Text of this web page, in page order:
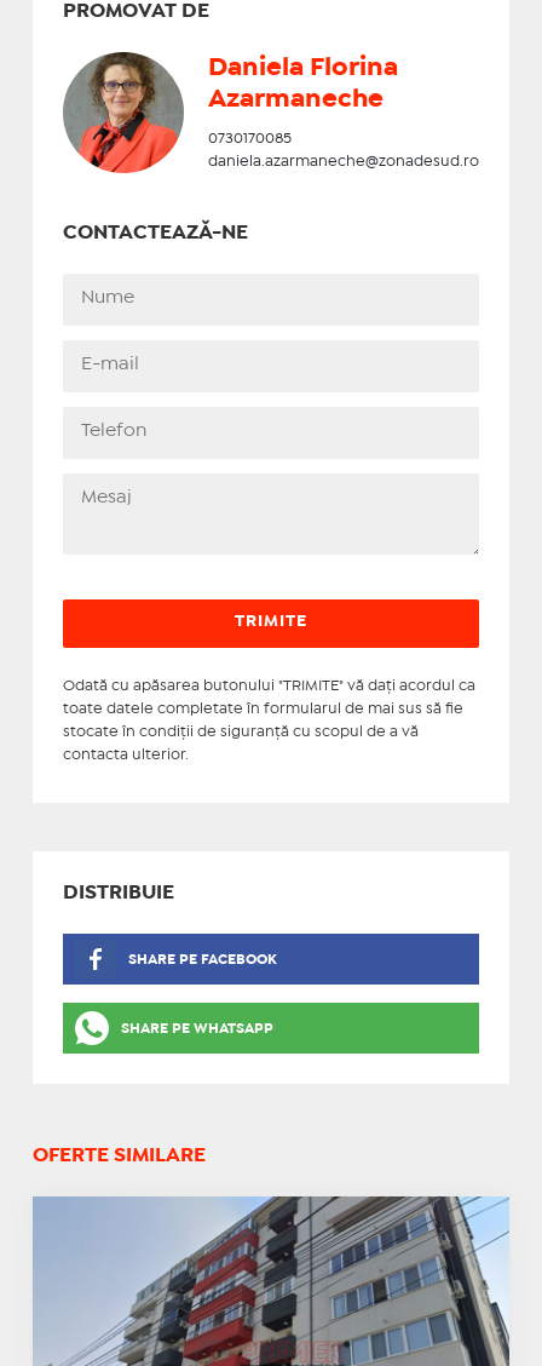
PROMOVAT DE
Daniela Florina
Azarmaneche
0730170085
daniela.azarmaneche@zonadesud.ro
CONTACTEAZĂ-NE
Odată cu apăsarea butonului "TRIMITE" vă daţi acordul ca
toate datele completate în formularul de mai sus să fie
stocate în condiţii de siguranţă cu scopul de a vă
contacta ulterior.
DISTRIBUIE
SHARE PE FACEBOOK
SHARE PE WHATSAPP
OFERTE SIMILARE